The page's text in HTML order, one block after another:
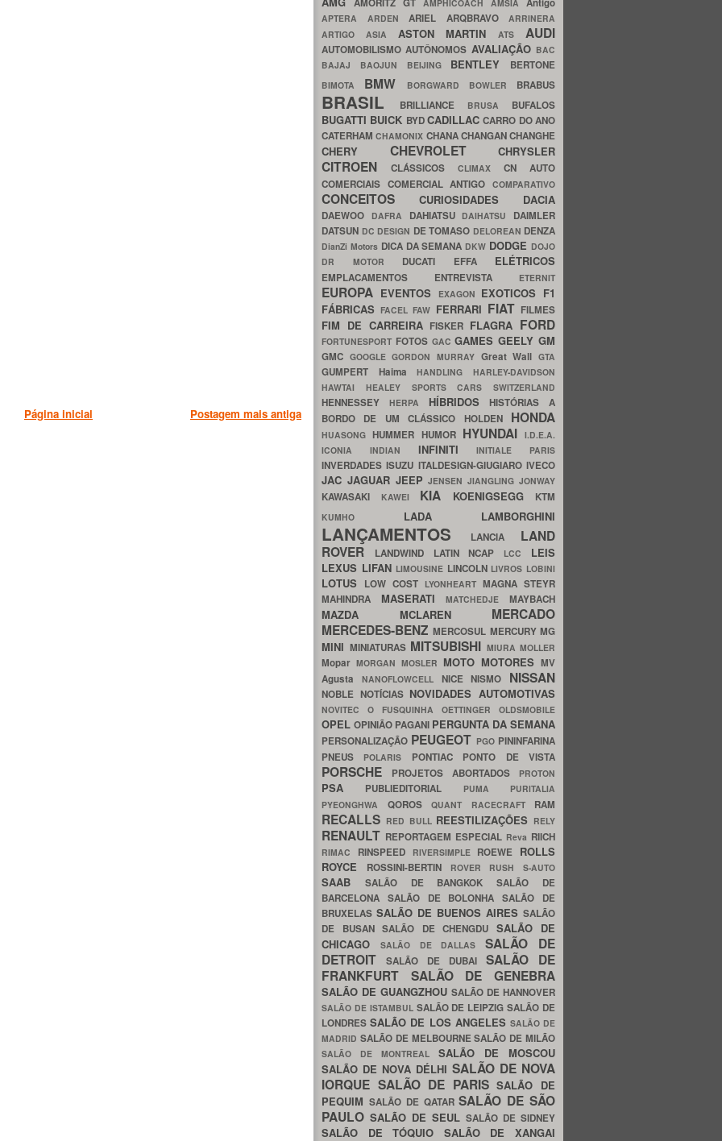
Postagem mais antiga
Página inicial
AMORITZ GT AMPHICOACH AMSIA Antigo
APTERA ARDEN ARIEL ARQBRAVO ARRINERA
ARTIGO ASIA ASTON MARTINATS AUDI
AUTOMOBILISMOAUTÔNOMOS AVALIAÇÃO BAC
BAJAJ BAOJUN BEIJING BENTLEY BERTONE
BIMOTA BMW BORGWARD BOWLER BRABUS
BRASIL BRILLIANCE BRUSA BUFALOS
BUGATTI BUICK BYDCADILLACCARRO DO ANO
CATERHAMCHAMONIX CHANACHANGANCHANGHE
CHERY CHEVROLET CHRYSLER
CITROEN CLÁSSICOS CLIMAX CN AUTO
COMERCIAIS COMERCIAL ANTIGOCOMPARATIVO
CONCEITOS CURIOSIDADES DACIA
DAEWOO DAFRA DAHIATSU DAIHATSU DAIMLER
DATSUN DC DESIGN DE TOMASO DELOREAN DENZA
DianZi Motors DICA DA SEMANA DKW DODGE DOJO
DR MOTOR DUCATI EFFA ELÉTRICOS
EMPLACAMENTOS ENTREVISTA ETERNIT
EUROPA EVENTOS EXAGON EXOTICOS F1
FÁBRICASFACELFAW FERRARI FIAT FILMES
FIM DE CARREIRA FISKER FLAGRA FORD
FORTUNESPORT FOTOS GACGAMESGEELYGM
GMC GOOGLEGORDON MURRAY Great WallGTA
GUMPERT HaimaHANDLINGHARLEY-DAVIDSON
HAWTAI HEALEY SPORTS CARS SWITZERLAND
HENNESSEY HERPA HÍBRIDOSHISTÓRIAS A
BORDO DE UM CLÁSSICO HOLDEN HONDA
HUASONGHUMMER HUMOR HYUNDAI I.D.E.A.
ICONIA INDIAN INFINITIINITIALE PARIS
INVERDADESISUZU ITALDESIGN-GIUGIAROIVECO
JAC JAGUAR JEEPJENSENJIANGLINGJONWAY
KAWASAKI KAWEI KIA KOENIGSEGG KTM
KUMHO LADA LAMBORGHINI
LANÇAMENTOS LANCIA LAND
ROVER
LANDWIND LATIN NCAP LCC LEIS
LEXUS LIFAN LIMOUSINE LINCOLN LIVROS LOBINI
LOTUS LOW COST LYONHEART MAGNA STEYR
MAHINDRA MASERATIMATCHEDJEMAYBACH
MAZDA MCLAREN MERCADO
MERCEDES-BENZMERCOSUL MERCURYMG
MINI MINIATURAS MITSUBISHI MIURA MOLLER
Mopar MORGAN MOSLER MOTO MOTORES MV
Agusta NANOFLOWCELL NICENISMO NISSAN
NOBLE NOTÍCIAS NOVIDADES AUTOMOTIVAS
NOVITEC O FUSQUINHA OETTINGER OLDSMOBILE
OPEL OPINIÃO PAGANI PERGUNTA DA SEMANA
PERSONALIZAÇÃO PEUGEOT PGO PININFARINA
PNEUS
POLARIS PONTIAC PONTO DE VISTA
PORSCHE PROJETOS ABORTADOS PROTON
PSA PUBLIEDITORIAL PUMA PURITALIA
PYEONGHWA QOROS QUANT RACECRAFT RAM
RECALLS RED BULL REESTILIZAÇÕES RELY
RENAULT REPORTAGEM ESPECIAL Reva RIICH
RIMAC RINSPEED RIVERSIMPLE ROEWE ROLLS
ROYCE
ROSSINI-BERTIN ROVER RUSH S-AUTO
SAAB SALÃO DE BANGKOKSALÃO DE
BARCELONA SALÃO DE BOLONHASALÃO DE
BRUXELAS SALÃO DE BUENOS AIRES SALÃO
DE BUSAN SALÃO DE CHENGDU SALÃO DE
CHICAGO
SALÃO DE DALLASSALÃO DE
DETROIT
SALÃO DE DUBAI SALÃO DE
FRANKFURT SALÃO DE GENEBRA
SALÃO DE GUANGZHOU SALÃO DE HANNOVER
SALÃO DE ISTAMBUL SALÃO DE LEIPZIGSALÃO DE
LONDRESSALÃO DE LOS ANGELES SALÃO DE
MADRID SALÃO DE MELBOURNESALÃO DE MILÃO
SALÃO DE MONTREAL SALÃO DE MOSCOU
SALÃO DE NOVA DÉLHI SALÃO DE NOVA
IORQUE SALÃO DE PARISSALÃO DE
PEQUIM SALÃO DE QATARSALÃO DE SÃO
PAULO SALÃO DE SEUL SALÃO DE SIDNEY
SALÃO DE TÓQUIO SALÃO DE XANGAI